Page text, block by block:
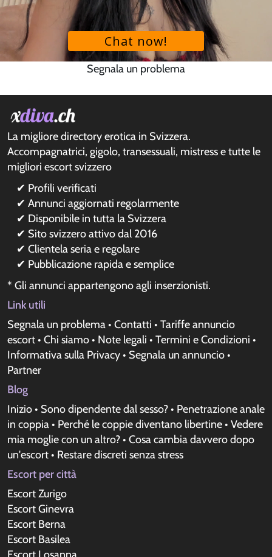
Segnala un problema
La migliore directory erotica in Svizzera.
Accompagnatrici, gigolo, transessuali, mistress e tutte le
migliori escort svizzero
✔ Profili verificati
✔ Annunci aggiornati regolarmente
✔ Disponibile in tutta la Svizzera
✔ Sito svizzero attivo dal 2016
✔ Clientela seria e regolare
✔ Pubblicazione rapida e semplice
* Gli annunci appartengono agli inserzionisti.
Link utili
Segnala un problema • Contatti • Tariffe annuncio
escort • Chi siamo • Note legali • Termini e Condizioni •
Informativa sulla Privacy • Segnala un annuncio •
Partner
Blog
Inizio • Sono dipendente dal sesso? • Penetrazione anale
in coppia • Perché le coppie diventano libertine • Vedere
mia moglie con un altro? • Cosa cambia davvero dopo
un'escort • Restare discreti senza stress
Escort per città
Escort Zurigo
Escort Ginevra
Escort Berna
Escort Basilea